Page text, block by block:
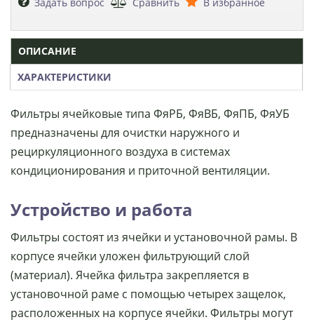
ОПИСАНИЕ
ХАРАКТЕРИСТИКИ
Фильтры ячейковые типа ФяРБ, ФяВБ, ФяПБ, ФяУБ
предназначены для очистки наружного и
рециркуляционного воздуха в системах
кондиционирования и приточной вентиляции.
Устройство и работа
Фильтры состоят из ячейки и установочной рамы. В
корпусе ячейки уложен фильтрующий слой
(материал). Ячейка фильтра закрепляется в
установочной раме с помощью четырех защелок,
расположенных на корпусе ячейки. Фильтры могут